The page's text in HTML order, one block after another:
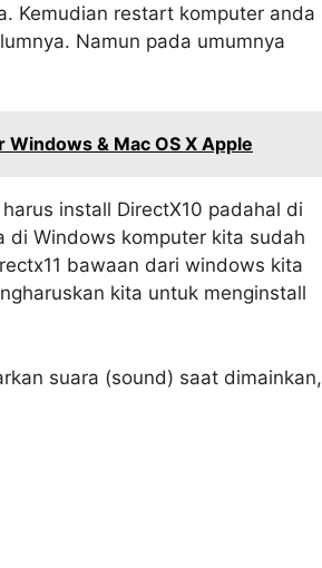
Kemudian restart komputer anda
Namun pada umumnya
& Mac OS X Apple
install DirectX10 padahal di
di Windows komputer kita sudah
bawaan dari windows kita
kita untuk menginstall
suara (sound) saat dimainkan,